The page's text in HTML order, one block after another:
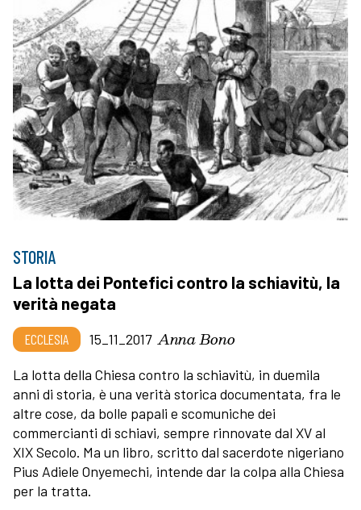
STORIA
La lotta dei Pontefici contro la schiavitù, la
verità negata
ECCLESIA 15_11_2017 Anna Bono
La lotta della Chiesa contro la schiavitù, in duemila
anni di storia, è una verità storica documentata, fra le
altre cose, da bolle papali e scomuniche dei
commercianti di schiavi, sempre rinnovate dal XV al
XIX Secolo. Ma un libro, scritto dal sacerdote nigeriano
Pius Adiele Onyemechi, intende dar la colpa alla Chiesa
per la tratta.